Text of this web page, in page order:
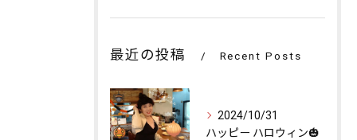
最近の投稿 Recent Posts
2024/10/31
ハッピー ハロウィン🎃